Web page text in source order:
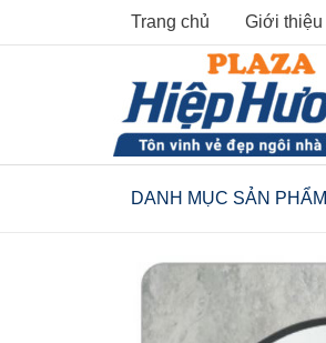
to
Trang chủ Giới thiệu
DANH MỤC SẢN PHẨM